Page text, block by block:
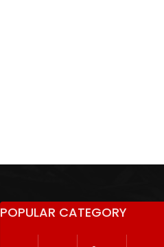
POPULAR CATEGORY